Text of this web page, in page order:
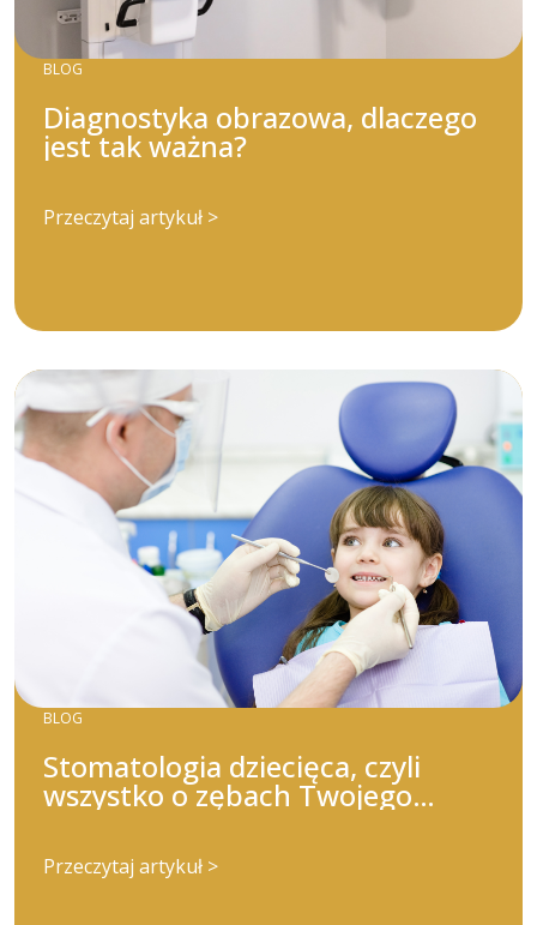
BLOG
Diagnostyka obrazowa, dlaczego
jest tak ważna?
Przeczytaj artykuł >
BLOG
Stomatologia dziecięca, czyli
wszystko o zębach Twojego
Przeczytaj artykuł >